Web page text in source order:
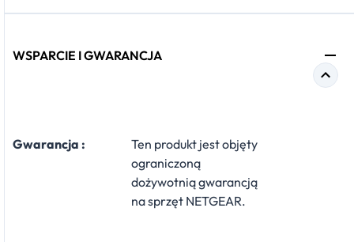
WSPARCIE I GWARANCJA
Gwarancja :
Ten produkt jest objęty
ograniczoną
dożywotnią gwarancją
na sprzęt NETGEAR.